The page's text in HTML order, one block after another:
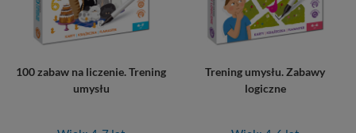
100 zabaw na liczenie. Trening
umysłu
Trening umysłu. Zabawy
logiczne